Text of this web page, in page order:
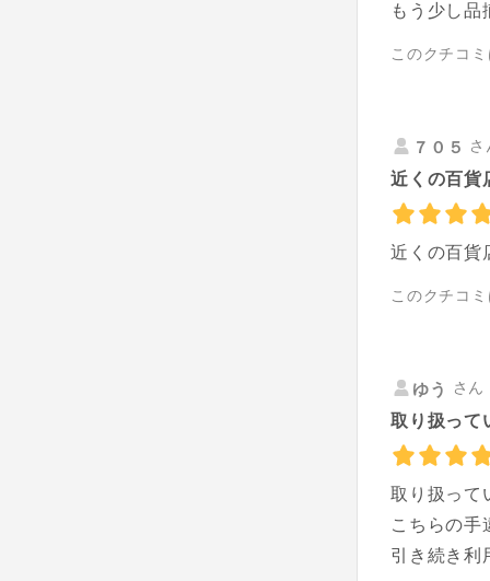
もう少し
このクチコ
７０５
近くの百貨
近くの百貨
このクチコ
ゆう さ
取り扱って
取り扱って
こちらの手
引き続き利